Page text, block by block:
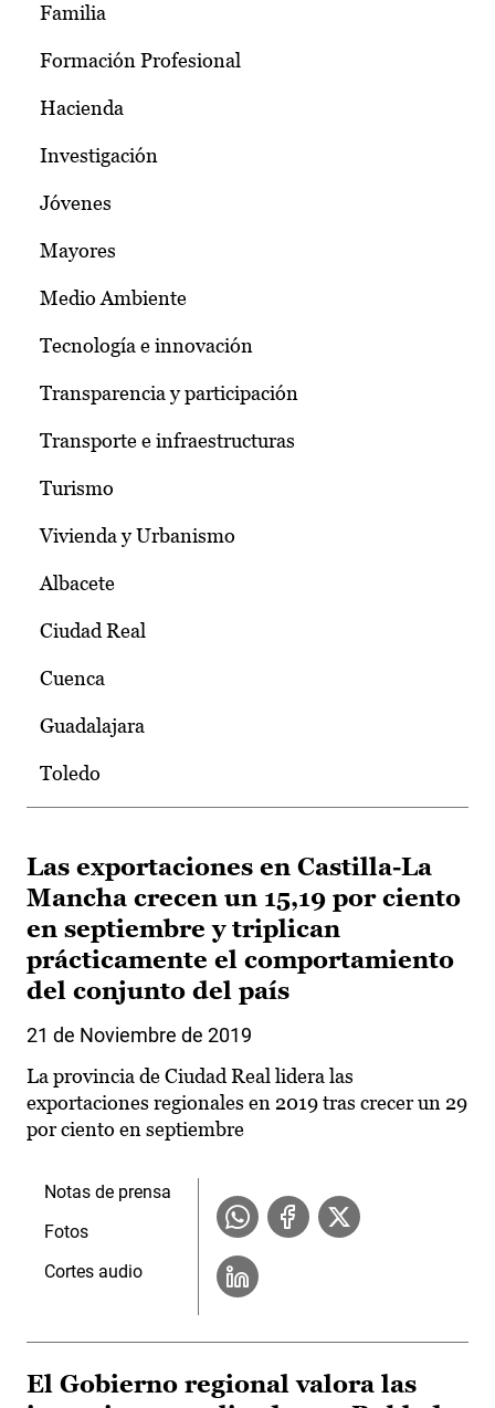
Familia
Formación Profesional
Hacienda
Investigación
Jóvenes
Mayores
Medio Ambiente
Tecnología e innovación
Transparencia y participación
Transporte e infraestructuras
Turismo
Vivienda y Urbanismo
Albacete
Ciudad Real
Cuenca
Guadalajara
Toledo
Las exportaciones en Castilla-La
Mancha crecen un 15,19 por ciento
en septiembre y triplican
prácticamente el comportamiento
del conjunto del país
21 de Noviembre de 2019
La provincia de Ciudad Real lidera las
exportaciones regionales en 2019 tras crecer un 29
por ciento en septiembre
Notas de prensa
Fotos
Cortes audio
El Gobierno regional valora las